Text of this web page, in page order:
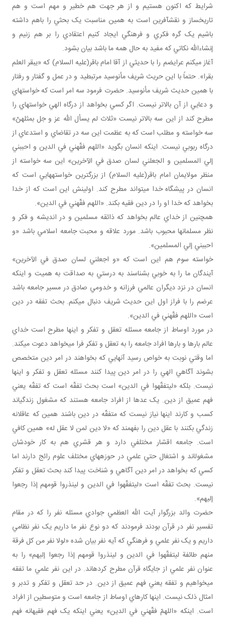
شرايط که اکنون هستيم و از هر جهت هم خطير و مهم است و هم
تاريخ‎ساز و نقش‎آفرين است به همين مناسبت يک بحثي را باهم داشته
باشيم يک گره فکري و فرهنگي ايجاد کنيم اعتقادي را بر هم زنيم و
إن‎شاءالله نکاتي که مفيد به حال همه ما باشد بيان بشود.
آغاز مي‎کنم عرايضم را با حديثي از آقا امام باقر(عليه السلام) که «يبقر العلم
بقرا». حتماً با اين حريث شريف مأنوسيد مرتبطيد و در عمل و گفتار و رفتار
با همين حديث شريف مأنوسيد. حضرت فرمود سه امر است که خواسته‎اي
و دعايي از آن بالاتر نيست. اگر کسي بخواهد از درگاه الهي خواسته‎اي را
مطرح کند از اين سه بالاتر نيست «ثلاث لم يسأل الله عز و جل بمثلهنّ»
سه خواسته و مطلب است که به عظمت اين سه در تقاضاي و استدعاي از
درگاه ربوبي نيست. اينکه انسان بگويد «اللهم فقّهني في الدين و احببني
إلي المسلمين و الجعلني لسان صدق في الآخرين» اين سه خواسته از
منظر مولايمان امام باقر(عليه السلام) از بزرگ‎ترين خواسته‎هايي است که
انسان در پيشگاه خدا مي‎تواند مطرح کند. اولينش اين است که از خدا
بخواهد که خدا او را در دين فقيه بکند. «اللهم فقّهني في الدين».
همچنين از خداي عالم بخواهد که ذائقه مسلمين و در انديشه و فکر و
نظر مسلمان‎ها محبوب باشد. مورد علاقه و محبت جامعه اسلامي باشد «و
احببني إلي المسلمين».
خواسته سوم هم اين است که «و اجعلني لسان صدق في الآخرين»
آيندگان ما را به خوبي بشناسند به درستي به صداقت به هميت و اينکه
انسان در نزد ديگران عالمي فرزانه و خدومي صادق در مسير جامعه باشد
عرضم را با فراز اول اين حديث شريف دنبال مي‎کنم. بحث تفقه در دين
است «اللهم فقّهني في الدين».
در مورد اوساط از جامعه مسئله تعقل و تفکر و اينها مطرح است خداي
عالم بارها و بارها افراد جامعه را به تعقل و تفکر فرا مي‎خواهد دعوت مي‎کند.
اما وقتي نوبت به خواص رسيد آنهايي که بخواهند در امر دين متخصص
بشوند آگاهي الهي را در امر دين پيدا کنند مسئله تعقل و تفکر و اينها
نيست. بلکه «ليتفقّهوا في الدين» است بحث تفقّه است که تفقّه يعني
فهم عميق از دين. يک عده‎ا از افراد جامعه هستند که مشغول زندگي‎اند
کسب و کارند اينها نياز نيست که متفقّه در دين باشند همين که عاقلانه
زندگي بکنند با عقل دين را بفهمند که «لا دين لمن لا عقل له» همين کافي
است. جامعه اقشار مختلفي دارد و هر قشري هم به کار خودشان
مشغول‎اند و اشتغال حتي علمي در حوزه‎هاي مختلف علوم رائج دارند اما
کسي که بخواهد در امر دين آگاهي و شناخت پيدا کند بحث تعقل و تفکر
نيست. بحث تفقّه است «ليتفقّهوا في الدين و لينذروا قومهم إذا رجعوا
إليهم».
حضرت والد بزرگوار آيت الله العظمي جوادي مسئله نفر را که در مقام
تفسير نفر در قرآن بودند فرمودند که دو نوع نفر ما داريم يک نفر نظامي
داريم و يک نفر علمي و فرهنگي که آيه نفر بيان شده «لولا نفر من کل فرقة
منهم طائفة ليتفقّهوا في الدين و لينذروا قومهم إذا رجعوا إليهم» را به
عنوان نفر علمي از جايگاه قرآن مطرح کرده‎اند. در اين نفر علمي ما تفقه
مي‎خواهيم و تفقه يعني فهم عميق از دين. در حد تعقل و تفکر و تدبر و
امثال ذلک نيست. اينها کارهاي اوساط از جامعه است و متوسطين از افراد
است. اينکه «اللهمّ فقّهني في الدين» يعني اينکه يک فهم فقيهانه فهم